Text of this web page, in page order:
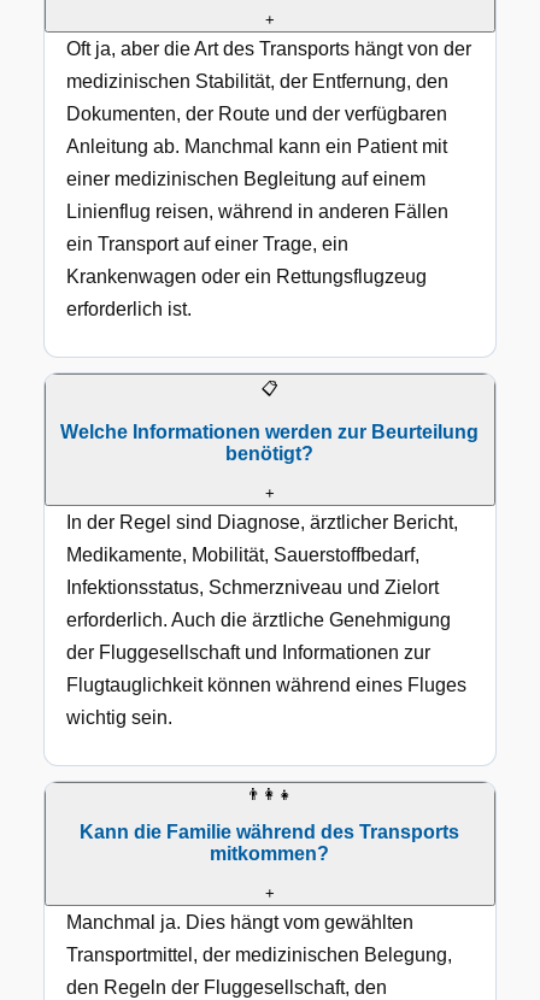
+
Oft ja, aber die Art des Transports hängt von der
medizinischen Stabilität, der Entfernung, den
Dokumenten, der Route und der verfügbaren
Anleitung ab. Manchmal kann ein Patient mit
einer medizinischen Begleitung auf einem
Linienflug reisen, während in anderen Fällen
ein Transport auf einer Trage, ein
Krankenwagen oder ein Rettungsflugzeug
erforderlich ist.
📋
Welche Informationen werden zur Beurteilung
benötigt?
+
In der Regel sind Diagnose, ärztlicher Bericht,
Medikamente, Mobilität, Sauerstoffbedarf,
Infektionsstatus, Schmerzniveau und Zielort
erforderlich. Auch die ärztliche Genehmigung
der Fluggesellschaft und Informationen zur
Flugtauglichkeit können während eines Fluges
wichtig sein.
👨‍👩‍👧
Kann die Familie während des Transports
mitkommen?
+
Manchmal ja. Dies hängt vom gewählten
Transportmittel, der medizinischen Belegung,
den Regeln der Fluggesellschaft, den